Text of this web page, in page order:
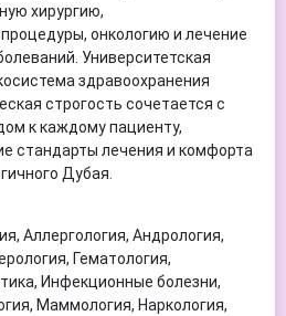
хирургию,
онкологию и лечение
Университетская
здравоохранения
строгость сочетается с
к каждому пациенту,
стандарты лечения и комфорта
Дубая.
Аллергология, Андрология,
Гематология,
Инфекционные болезни,
Маммология, Наркология,